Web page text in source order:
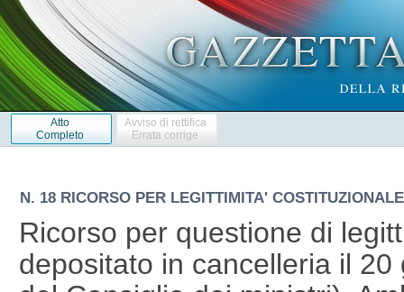
Atto
Completo
Avviso di rettifica
Errata corrige
N. 18 RICORSO PER LEGITTIMITA'
Ricorso per questione di
depositato in cancelleria il